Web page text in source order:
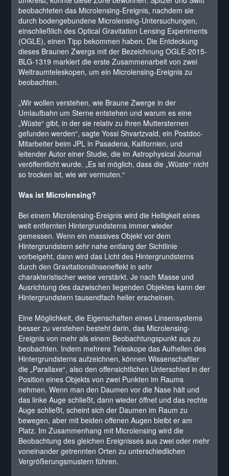
beobachteten das Microlensing-Ereignis, nachdem sie
durch bodengebundene Microlensing-Untersuchungen,
einschließlich des Optical Gravitation Lensing Experiments
(OGLE), einen Tipp bekommen haben. Die Entdeckung
dieses Braunen Zwergs mit der Bezeichnung OGLE-2015-
BLG-1319 markiert die erste Zusammenarbeit von zwei
Weltraumteleskopen, um ein Microlensing-Ereignis zu
beobachten.
„Wir wollen verstehen, wie Braune Zwerge in der
Umlaufbahn um Sterne entstehen und warum es eine
„Wüste“ gibt, in der sie relativ zu ihren Muttersternen
gefunden werden“, sagte Yossi Shvartzvald, ein Postdoc-
Mitarbeiter beim JPL in Pasadena, Kalifornien, und
leitender Autor einer Studie, die im Astrophysical Journal
veröffentlicht wurde. „Es ist möglich, dass die „Wüste“ nicht
so trocken ist, wie wir vermuten.“
Was ist Microlensing?
Bei einem Microlensing-Ereignis wird die Helligkeit eines
weit entfernten Hintergrundsterns immer wieder
gemessen. Wenn ein massives Objekt vor dem
Hintergrundstern sehr nahe entlang der Sichtlinie
vorbeigeht, dann wird das Licht des Hintergrundsterns
durch den Gravitationslinseneffekt in sehr
charakteristischer weise verstärkt. Je nach Masse und
Ausrichtung des dazwischen liegenden Objektes kann der
Hintergrundstern tausendfach heller erscheinen.
Eine Möglichkeit, die Eigenschaften eines Linsensystems
besser zu verstehen besteht darin, das Microlensing-
Ereignis von mehr als einem Beobachtungspunkt aus zu
beobachten. Indem mehrere Teleskope das Aufhellen des
Hintergrundsterns aufzeichnen, können Wissenschaftler
die „Parallaxe“, also den offensichtlichen Unterschied in der
Position eines Objekts von zwei Punkten im Raums
nehmen. Wenn man den Daumen vor die Nase hält und
das linke Auge schließt, dann wieder öffnet und das rechte
Auge schließt, scheint sich der Daumen im Raum zu
bewegen, aber mit beiden offenen Augen bleibt er am
Platz. Im Zusammenhang mit Microlensing wird die
Beobachtung des gleichen Ereignisses aus zwei oder mehr
voneinander getrennten Orten zu unterschiedlichen
Vergrößerungsmustern führen.